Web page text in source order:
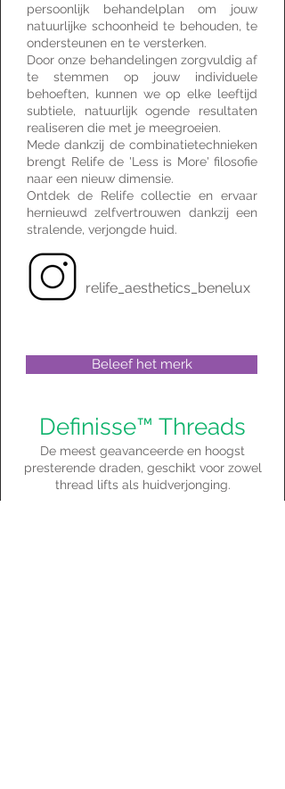
persoonlijk behandelplan om jouw
natuurlijke schoonheid te behouden, te
ondersteunen en te versterken.
Door onze behandelingen zorgvuldig af
te stemmen op jouw individuele
behoeften, kunnen we op elke leeftijd
subtiele, natuurlijk ogende resultaten
realiseren die met je meegroeien.
Mede dankzij de combinatietechnieken
brengt Relife de 'Less is More' filosofie
naar een nieuw dimensie.
Ontdek de Relife collectie en ervaar
hernieuwd zelfvertrouwen dankzij een
stralende, verjongde huid.
relife_aesthetics_benelux
Beleef het merk
Definisse™ Threads
De meest geavanceerde en hoogst
presterende draden, geschikt voor zowel
thread lifts als huidverjonging.